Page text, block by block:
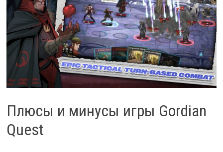
Плюсы и минусы игры Gordian
Quest